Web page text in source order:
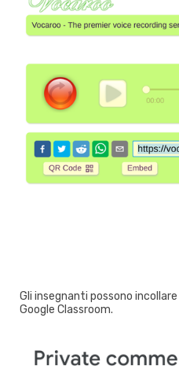
Gli insegnanti possono
Google Classroom.